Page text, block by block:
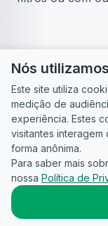
Guia do
Candidato
Nós
Este site utiliza
medição de
experiência. Estes
visitantes
forma anônima.
Para saber mais
nossa Política de